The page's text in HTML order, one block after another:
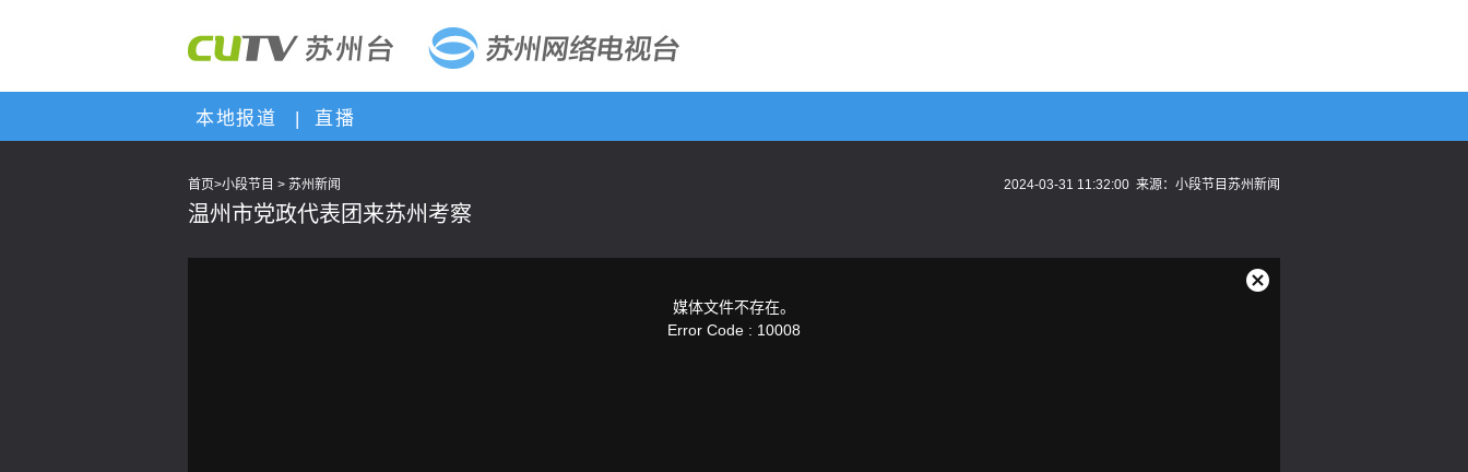
本地报道 | 直播
首页>小段节目 > 苏州新闻 2024-03-31 11:32:00 来源： 小段节目苏州新闻
温州市党政代表团来苏州考察
媒体文件不存在。
Error Code : 10008
关